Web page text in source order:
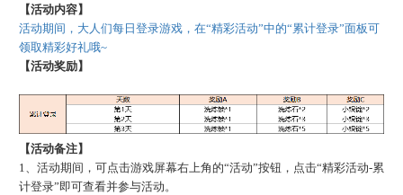
【活动内容】
活动期间，大人们每日登录游戏，在“精彩活动”中的“累计登录”面板可
领取精彩好礼哦~
【活动奖励】
【活动备注】
1、活动期间，可点击游戏屏幕右上角的“活动”按钮，点击“精彩活动-累
计登录”即可查看并参与活动。